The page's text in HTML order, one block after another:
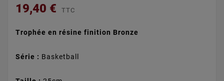
19,40 € TTC
Trophée en résine finition Bronze
Série : Basketball